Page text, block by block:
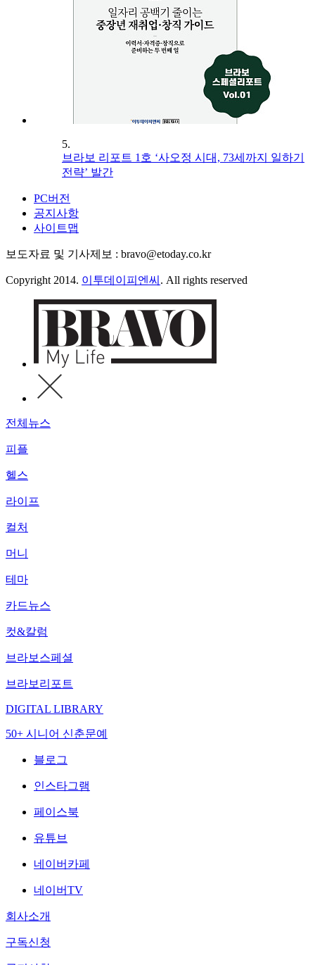
5.
브라보 리포트 1호 ‘사오정 시대, 73세까지 일하기
전략’ 발간
PC버전
공지사항
사이트맵
보도자료 및 기사제보 : bravo@etoday.co.kr
Copyright 2014. 이투데이피엔씨 . All rights reserved
전체뉴스
피플
헬스
라이프
컬처
머니
테마
카드뉴스
컷&칼럼
브라보스페셜
브라보리포트
DIGITAL LIBRARY
50+ 시니어 신춘문예
블로그
인스타그램
페이스북
유튜브
네이버카페
네이버TV
회사소개
구독신청